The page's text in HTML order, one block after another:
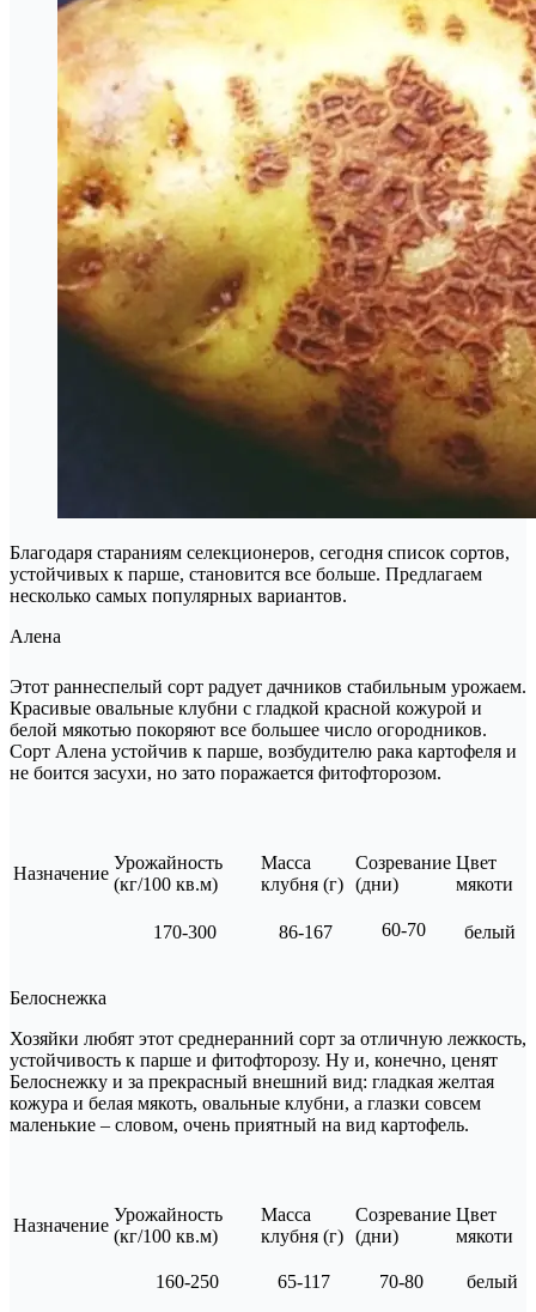
Благодаря стараниям селекционеров, сегодня список сортов,
устойчивых к парше, становится все больше. Предлагаем
несколько самых популярных вариантов.
Алена
Этот раннеспелый сорт радует дачников стабильным урожаем.
Красивые овальные клубни с гладкой красной кожурой и
белой мякотью покоряют все большее число огородников.
Сорт Алена устойчив к парше, возбудителю рака картофеля и
не боится засухи, но зато поражается фитофторозом.
Назначение
Урожайность
(кг/100 кв.м)
Масса
клубня (г)
Созревание
(дни)
Цвет
мякоти
170-300 86-167 60-70 белый
Белоснежка
Хозяйки любят этот среднеранний сорт за отличную лежкость,
устойчивость к парше и фитофторозу. Ну и, конечно, ценят
Белоснежку и за прекрасный внешний вид: гладкая желтая
кожура и белая мякоть, овальные клубни, а глазки совсем
маленькие – словом, очень приятный на вид картофель.
Назначение
Урожайность
(кг/100 кв.м)
Масса
клубня (г)
Созревание
(дни)
Цвет
мякоти
160-250 65-117 70-80 белый